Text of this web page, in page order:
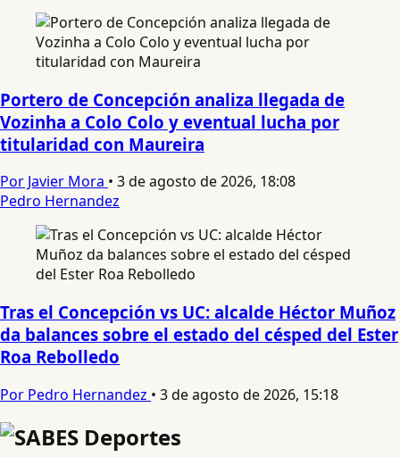
Portero de Concepción analiza llegada de
Vozinha a Colo Colo y eventual lucha por
titularidad con Maureira
Por Javier Mora • 3 de agosto de 2026, 18:08
Pedro Hernandez
Tras el Concepción vs UC: alcalde Héctor Muñoz
da balances sobre el estado del césped del Ester
Roa Rebolledo
Por Pedro Hernandez • 3 de agosto de 2026, 15:18